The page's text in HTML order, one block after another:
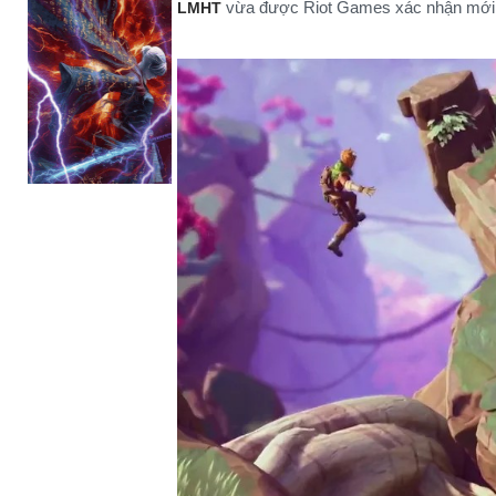
LMHT vừa được Riot Games xác nhận